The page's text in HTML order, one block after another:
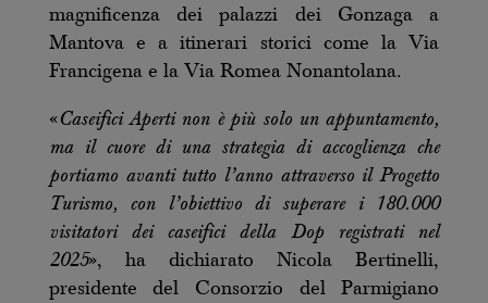
magnificenza dei palazzi dei Gonzaga a
Mantova e a itinerari storici come la Via
Francigena e la Via Romea Nonantolana.
«Caseifici Aperti non è più solo un appuntamento,
ma il cuore di una strategia di accoglienza che
portiamo avanti tutto l’anno attraverso il Progetto
Turismo, con l’obiettivo di superare i 180.000
visitatori dei caseifici della Dop registrati nel
2025», ha dichiarato Nicola Bertinelli,
presidente del Consorzio del Parmigiano